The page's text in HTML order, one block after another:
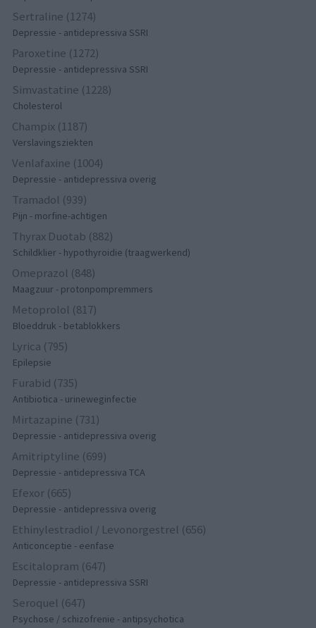
Sertraline (1274)
Depressie - antidepressiva SSRI
Paroxetine (1272)
Depressie - antidepressiva SSRI
Simvastatine (1228)
Cholesterol
Champix (1187)
Verslavingsziekten
Venlafaxine (1004)
Depressie - antidepressiva overig
Tramadol (939)
Pijn - morfine-achtigen
Thyrax Duotab (882)
Schildklier - hypothyroidie (traagwerkend)
Omeprazol (848)
Maagzuur - protonpompremmers
Metoprolol (817)
Bloeddruk - betablokkers
Lyrica (795)
Epilepsie
Furabid (735)
Antibiotica - urineweginfectie
Mirtazapine (731)
Depressie - antidepressiva overig
Amitriptyline (699)
Depressie - antidepressiva TCA
Efexor (665)
Depressie - antidepressiva overig
Ethinylestradiol / Levonorgestrel (656)
Anticonceptie - eenfase
Escitalopram (647)
Depressie - antidepressiva SSRI
Seroquel (647)
Psychose / schizofrenie - antipsychotica